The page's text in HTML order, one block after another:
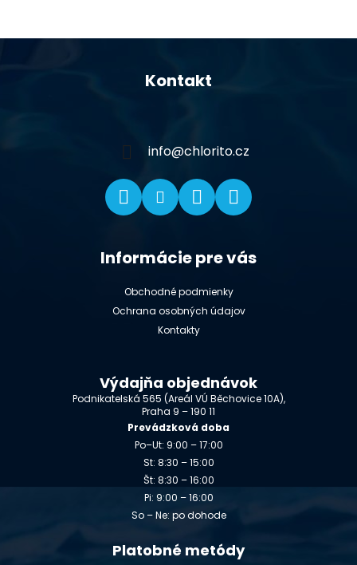
Z
Kontakt
info@chlorito.cz
Informácie pre vás
Obchodné podmienky
Ochrana osobných údajov
Kontakty
Výdajňa objednávok
Podnikatelská 565 (Areál VÚ Běchovice 10A),
Praha 9 – 190 11
Prevádzková doba
Po–Ut: 9:00 – 17:00
St: 8:30 – 15:00
Št: 8:30 – 16:00
Pi: 9:00 – 16:00
So – Ne: po dohode
Platobné metódy